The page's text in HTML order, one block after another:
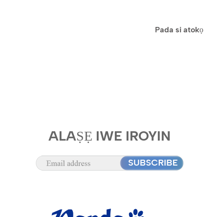
Pada si atokọ
ALAṢẸ IWE IROYIN